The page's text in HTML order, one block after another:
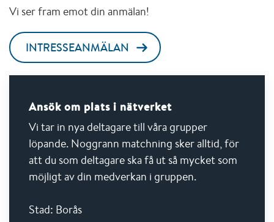
Ansök om plats i nätverket
Vi tar in nya deltagare till våra grupper
löpande. Noggrann matchning sker alltid, för
att du som deltagare ska få ut så mycket som
möjligt av din medverkan i gruppen.
Stad: Borås
Vi ser fram emot din anmälan!
INTRESSEANMÄLAN